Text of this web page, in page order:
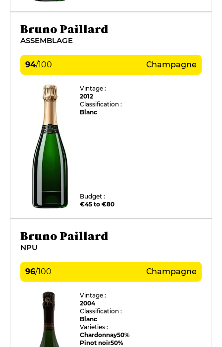
Bruno Paillard
ASSEMBLAGE
94/100 Champagne
Vintage :
2012
Classification :
Blanc
Budget :
€45 to €80
Bruno Paillard
NPU
96/100 Champagne
Vintage :
2004
Classification :
Blanc
Varieties :
Chardonnay50%
Pinot noir50%